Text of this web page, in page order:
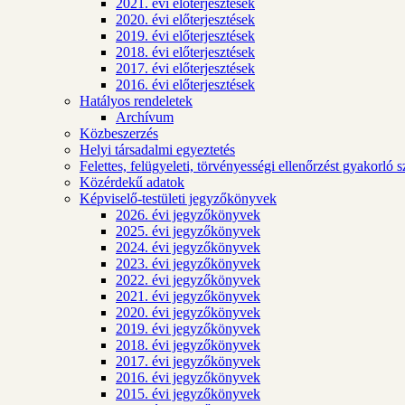
2021. évi előterjesztések
2020. évi előterjesztések
2019. évi előterjesztések
2018. évi előterjesztések
2017. évi előterjesztések
2016. évi előterjesztések
Hatályos rendeletek
Archívum
Közbeszerzés
Helyi társadalmi egyeztetés
Felettes, felügyeleti, törvényességi ellenőrzést gyakorló
Közérdekű adatok
Képviselő-testületi jegyzőkönyvek
2026. évi jegyzőkönyvek
2025. évi jegyzőkönyvek
2024. évi jegyzőkönyvek
2023. évi jegyzőkönyvek
2022. évi jegyzőkönyvek
2021. évi jegyzőkönyvek
2020. évi jegyzőkönyvek
2019. évi jegyzőkönyvek
2018. évi jegyzőkönyvek
2017. évi jegyzőkönyvek
2016. évi jegyzőkönyvek
2015. évi jegyzőkönyvek